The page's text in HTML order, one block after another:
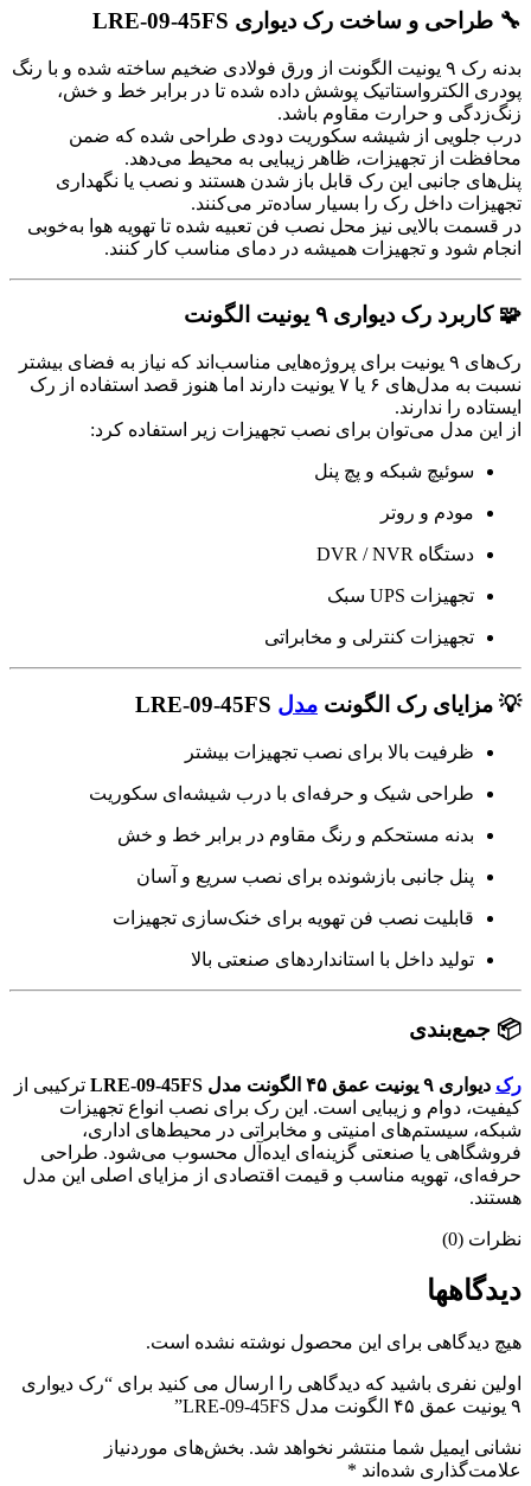
🔧 طراحی و ساخت رک دیواری LRE-09-45FS
بدنه رک ۹ یونیت الگونت از ورق فولادی ضخیم ساخته شده و با رنگ
پودری الکترواستاتیک پوشش داده شده تا در برابر خط و خش،
زنگ‌زدگی و حرارت مقاوم باشد.
درب جلویی از شیشه سکوریت دودی طراحی شده که ضمن
محافظت از تجهیزات، ظاهر زیبایی به محیط می‌دهد.
پنل‌های جانبی این رک قابل باز شدن هستند و نصب یا نگهداری
تجهیزات داخل رک را بسیار ساده‌تر می‌کنند.
در قسمت بالایی نیز محل نصب فن تعبیه شده تا تهویه هوا به‌خوبی
انجام شود و تجهیزات همیشه در دمای مناسب کار کنند.
🧩 کاربرد رک دیواری ۹ یونیت الگونت
رک‌های ۹ یونیت برای پروژه‌هایی مناسب‌اند که نیاز به فضای بیشتر
نسبت به مدل‌های ۶ یا ۷ یونیت دارند اما هنوز قصد استفاده از رک
ایستاده را ندارند.
از این مدل می‌توان برای نصب تجهیزات زیر استفاده کرد:
سوئیچ شبکه و پچ پنل
مودم و روتر
دستگاه DVR / NVR
تجهیزات UPS سبک
تجهیزات کنترلی و مخابراتی
💡 مزایای رک الگونت مدل
ظرفیت بالا برای نصب تجهیزات بیشتر
طراحی شیک و حرفه‌ای با درب شیشه‌ای سکوریت
بدنه مستحکم و رنگ مقاوم در برابر خط و خش
پنل جانبی بازشونده برای نصب سریع و آسان
قابلیت نصب فن تهویه برای خنک‌سازی تجهیزات
تولید داخل با استانداردهای صنعتی بالا
📦 جمع‌بندی
رک دیواری ۹ یونیت عمق ۴۵ الگونت مدل LRE-09-45FS
ترکیبی از
کیفیت، دوام و زیبایی است. این رک برای نصب انواع تجهیزات
شبکه، سیستم‌های امنیتی و مخابراتی در محیط‌های اداری،
فروشگاهی یا صنعتی گزینه‌ای ایده‌آل محسوب می‌شود. طراحی
حرفه‌ای، تهویه مناسب و قیمت اقتصادی از مزایای اصلی این مدل
هستند.
نظرات (0)
دیدگاهها
هیچ دیدگاهی برای این محصول نوشته نشده است.
اولین نفری باشید که دیدگاهی را ارسال می کنید برای “رک دیواری
۹ یونیت عمق ۴۵ الگونت مدل LRE-09-45FS”
نشانی ایمیل شما منتشر نخواهد شد. بخش‌های موردنیاز
علامت‌گذاری شده‌اند *